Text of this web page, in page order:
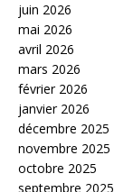
juin 2026
mai 2026
avril 2026
mars 2026
février 2026
janvier 2026
décembre 2025
novembre 2025
octobre 2025
septembre 2025